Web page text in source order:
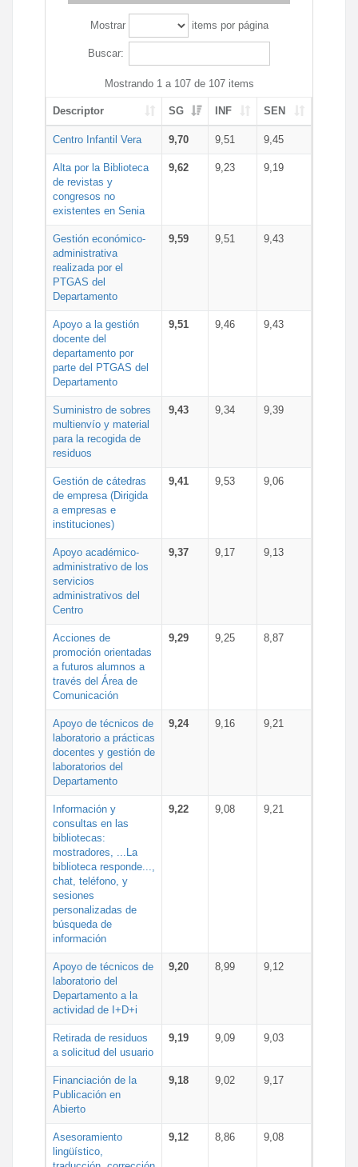
Mostrar items por página
Buscar:
Mostrando 1 a 107 de 107 items
Descriptor SG INF SEN
Centro Infantil Vera 9,70 9,51 9,45
Alta por la Biblioteca
de revistas y
congresos no
existentes en Senia
9,62 9,23 9,19
Gestión económico-
administrativa
realizada por el
PTGAS del
Departamento
9,59 9,51 9,43
Apoyo a la gestión
docente del
departamento por
parte del PTGAS del
Departamento
9,51 9,46 9,43
Suministro de sobres
multienvío y material
para la recogida de
residuos
9,43 9,34 9,39
Gestión de cátedras
de empresa (Dirigida
a empresas e
instituciones)
9,41 9,53 9,06
Apoyo académico-
administrativo de los
servicios
administrativos del
Centro
9,37 9,17 9,13
Acciones de
promoción orientadas
a futuros alumnos a
través del Área de
Comunicación
9,29 9,25 8,87
Apoyo de técnicos de
laboratorio a prácticas
docentes y gestión de
laboratorios del
Departamento
9,24 9,16 9,21
Información y
consultas en las
bibliotecas:
mostradores, ...La
biblioteca responde...,
chat, teléfono, y
sesiones
personalizadas de
búsqueda de
información
9,22 9,08 9,21
Apoyo de técnicos de
laboratorio del
Departamento a la
actividad de I+D+i
9,20 8,99 9,12
Retirada de residuos
a solicitud del usuario
9,19 9,09 9,03
Financiación de la
Publicación en
Abierto
9,18 9,02 9,17
Asesoramiento
lingüístico,
9,12 8,86 9,08